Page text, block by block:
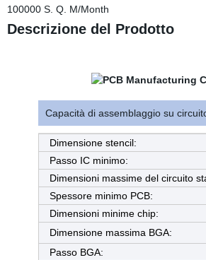
100000 S. Q. M/Month
Descrizione del Prodotto
Capacità di assemblaggio su
Dimensione stencil:
Passo IC minimo:
Dimensioni massime del circuito
Spessore minimo PCB:
Dimensioni minime chip:
Dimensione massima BGA:
Passo BGA: